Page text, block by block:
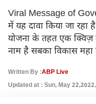
Viral Message of
में यह दावा किया जा
योजना के तहत एक
नाम है सबका विकास महा
Written By :ABP Live
Updated at : Sun, May